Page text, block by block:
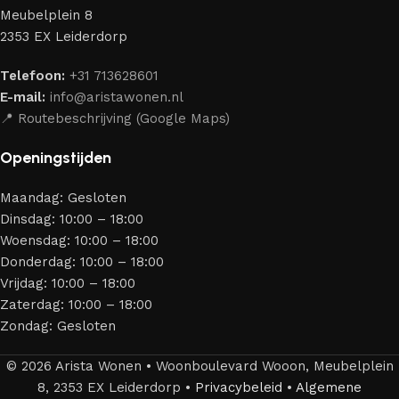
merken die al jarenlang hun vakmanschap en eerlijkheid
bewijzen. Al onze leveranciers garanderen meubels van
aantrekkelijk design en optimale veiligheid — zodat je
jarenlang kunt genieten van jouw interieur.
Meubelplein 8
2353 EX Leiderdorp
Telefoon: +31 713628601
E-mail: info@aristawonen.nl
📍 Routebeschrijving (Google Maps)
Openingstijden
Maandag: Gesloten
Dinsdag: 10:00 – 18:00
Woensdag: 10:00 – 18:00
Donderdag: 10:00 – 18:00
Vrijdag: 10:00 – 18:00
Zaterdag: 10:00 – 18:00
Zondag: Gesloten
© 2026 Arista Wonen • Woonboulevard Wooon, Meubelplein
8, 2353 EX Leiderdorp • Privacybeleid • Algemene